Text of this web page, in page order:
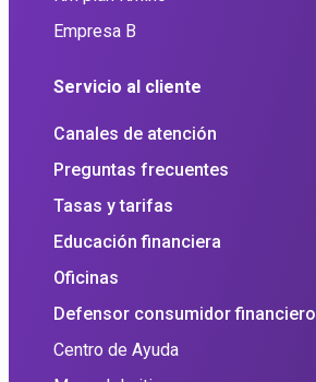
Empresa B
Servicio al cliente
Canales de atención
Preguntas frecuentes
Tasas y tarifas
Educación financiera
Oficinas
Defensor consumidor financiero
Centro de Ayuda